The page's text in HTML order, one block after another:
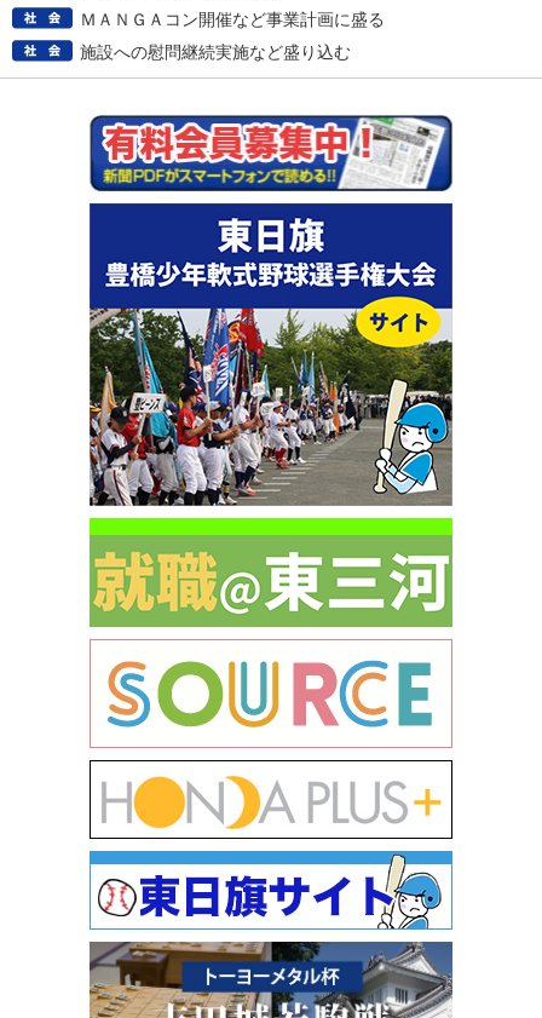
ＭＡＮＧＡコン開催など事業計画に盛る
施設への慰問継続実施など盛り込む